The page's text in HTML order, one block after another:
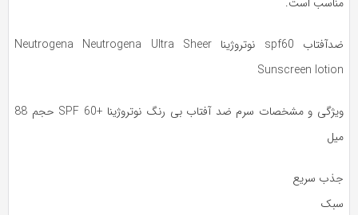
ضدآفتاب spf60 نوتروژینا Neutrogena Neutrogena Ultra Sheer
Sunscreen
ویژگی و مشخصات سرم ضد آفتاب بی رنگ نوتروژینا +SPF 60 حجم 88
سریع